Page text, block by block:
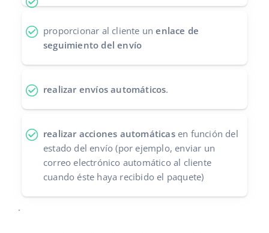
proporcionar al cliente unenlace de
seguimiento del envío
realizar envíos automáticos.
realizar acciones automáticasen función del
estado del envío (por ejemplo, enviar un
correo electrónico automático al cliente
cuando éste haya recibido el paquete)
.